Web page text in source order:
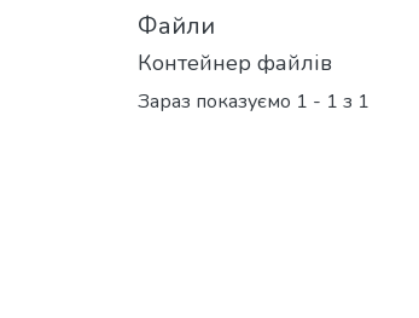
Файли
Контейнер файлів
Зараз показуємо 1 - 1 з 1